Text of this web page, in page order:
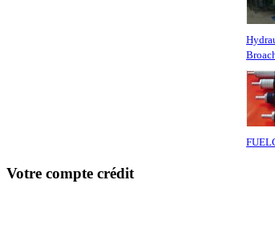
Votre compte crédit